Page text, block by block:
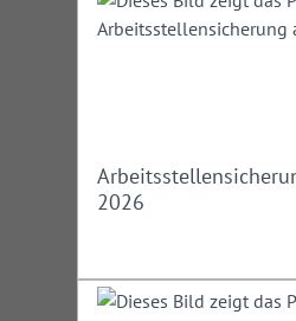
2026